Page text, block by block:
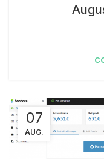
07
AUG.